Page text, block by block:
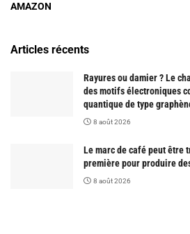
AMAZON
Articles récents
Rayures ou damier ? Le
des motifs électroniques
quantique de type
8 août 2026
Le marc de café peut être
première pour produire
8 août 2026